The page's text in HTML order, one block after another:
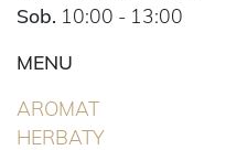
Sob. 10:00 - 13:00
MENU
AROMAT(BIEŻĄCA)
HERBATY(BIEŻĄCA)